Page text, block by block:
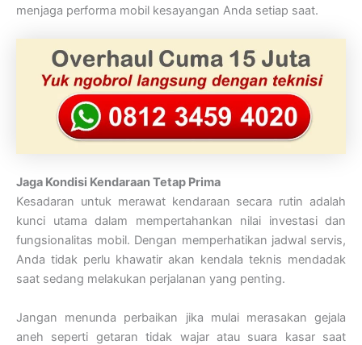
menjaga performa mobil kesayangan Anda setiap saat.
Jaga Kondisi Kendaraan Tetap Prima
Kesadaran untuk merawat kendaraan secara rutin adalah
kunci utama dalam mempertahankan nilai investasi dan
fungsionalitas mobil. Dengan memperhatikan jadwal servis,
Anda tidak perlu khawatir akan kendala teknis mendadak
saat sedang melakukan perjalanan yang penting.
Jangan menunda perbaikan jika mulai merasakan gejala
aneh seperti getaran tidak wajar atau suara kasar saat